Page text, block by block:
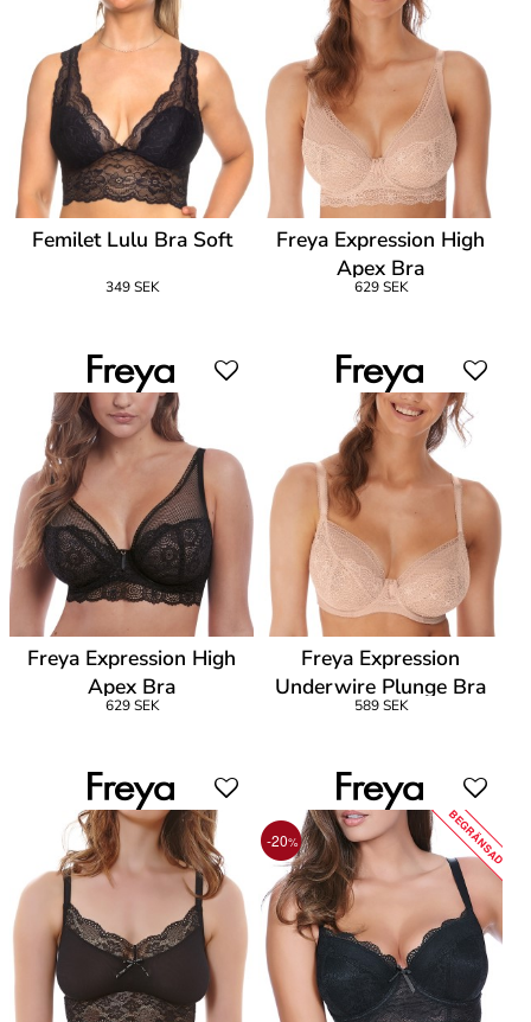
Femilet Lulu Bra Soft
349 SEK
Freya Expression High
Apex Bra
629 SEK
Freya Expression High
Apex Bra
629 SEK
Freya Expression
Underwire Plunge Bra
589 SEK
-20% BEGRÄNSAD